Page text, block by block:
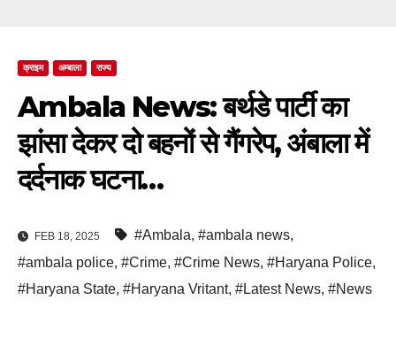
क्राइम अम्बाला राज्य
Ambala News: बर्थडे पार्टी का
झांसा देकर दो बहनों से गैंगरेप, अंबाला में
दर्दनाक घटना…
FEB 18, 2025 #Ambala, #ambala news,
#ambala police, #Crime, #Crime News, #Haryana Police,
#Haryana State, #Haryana Vritant, #Latest News, #News